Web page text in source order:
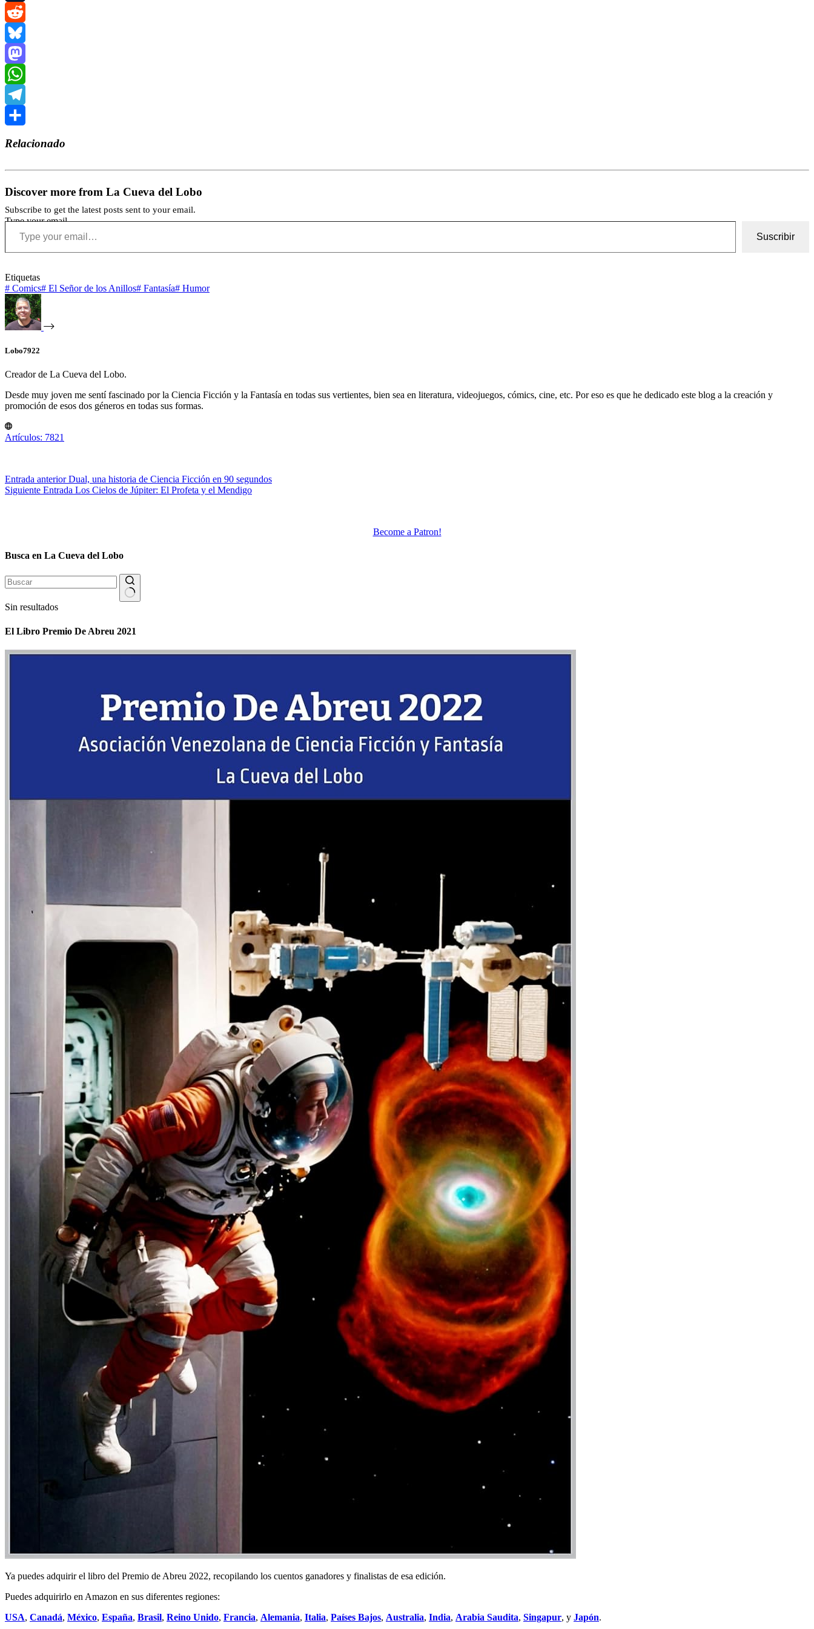
Tumblr
Reddit
Bluesky
Mastodon
WhatsApp
Telegram
Relacionado
Discover more from La Cueva del Lobo
Subscribe to get the latest posts sent to your email.
Type your email…
Suscribir
Etiquetas
# Comics# El Señor de los Anillos# Fantasía# Humor
Lobo7922
Creador de La Cueva del Lobo.
Desde muy joven me sentí fascinado por la Ciencia Ficción y la Fantasía en todas sus vertientes, bien sea en literatura, videojuegos, cómics, cine, etc. Por eso es que he dedicado este blog a la creación y
promoción de esos dos géneros en todas sus formas.
Artículos: 7821
Entrada anteriorDual, una historia de Ciencia Ficción en 90 segundos
Siguiente Entrada Los Cielos de Júpiter: El Profeta y el Mendigo
Become a Patron!
Busca en La Cueva del Lobo
Sin resultados
El Libro Premio De Abreu 2021
Ya puedes adquirir el libro del Premio de Abreu 2022, recopilando los cuentos ganadores y finalistas de esa edición.
Puedes adquirirlo en Amazon en sus diferentes regiones:
USA, Canadá, México, España, Brasil, Reino Unido, Francia, Alemania, Italia, Países Bajos, Australia, India, Arabia Saudita, Singapur, y Japón.